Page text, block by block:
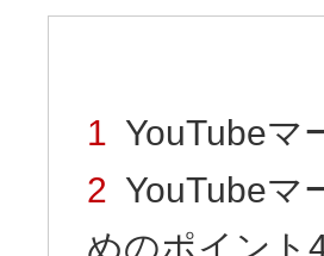
YouTubeマ
YouTubeマ
めのポイント